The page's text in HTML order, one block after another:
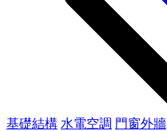
基礎結構 水電空調 門窗外牆